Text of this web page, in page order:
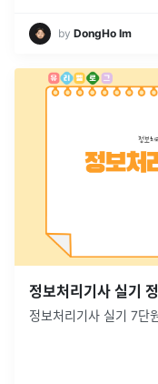
by DongHo Im
정보처리기사 실기
정보처리기사 실기 7단